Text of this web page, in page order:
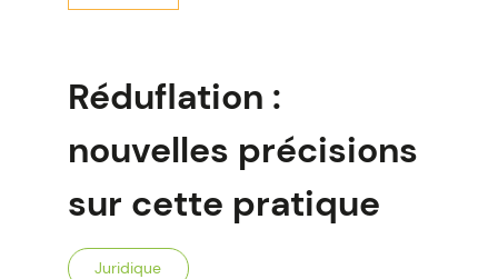
Réduflation :
nouvelles précisions
sur cette pratique
Juridique